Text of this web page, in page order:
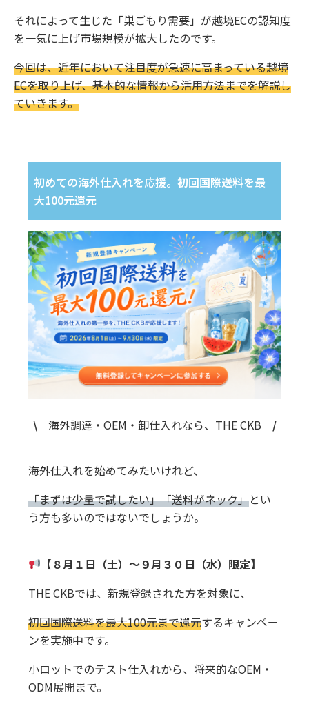
それによって生じた「巣ごもり需要」が越境ECの認知度
を一気に上げ市場規模が拡大したのです。
今回は、近年において注目度が急速に高まっている越境
ECを取り上げ、基本的な情報から活用方法までを解説し
ていきます。
初めての海外仕入れを応援。初回国際送料を最
大100元還元
\ 海外調達・OEM・卸仕入れなら、THE CKB /
海外仕入れを始めてみたいけれど、
「まずは少量で試したい」「送料がネック」とい
う方も多いのではないでしょうか。
【８月１日（土）〜９月３０日（水）限定】
THE CKBでは、新規登録された方を対象に、
初回国際送料を最大100元まで還元するキャンペー
ンを実施中です。
小ロットでのテスト仕入れから、将来的なOEM・
ODM展開まで。